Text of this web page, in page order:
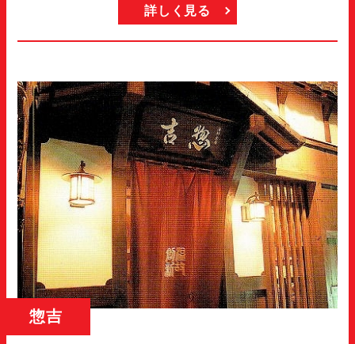
詳しく見る
惣吉